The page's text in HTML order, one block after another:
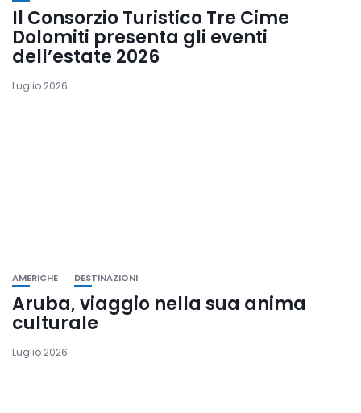
Il Consorzio Turistico Tre Cime
Dolomiti presenta gli eventi
dell’estate 2026
Luglio 2026
AMERICHE DESTINAZIONI
Aruba, viaggio nella sua anima
culturale
Luglio 2026